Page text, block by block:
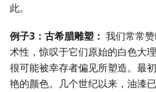
此。
例子3：古希腊雕塑： 我们常常
术性，惊叹于它们原始的白色大
很可能被幸存者偏见所塑造。最
艳的颜色。几个世纪以来，油漆